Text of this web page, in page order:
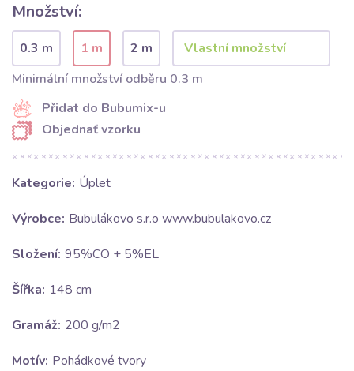
Množství:
0.3 m 1 m
2 m
Minimální množství odběru 0.3 m
Přidat do Bubumix-u
Objednať vzorku
Kategorie: Úplet
Výrobce: Bubulákovo s.r.o www.bubulakovo.cz
Složení: 95%CO + 5%EL
Šířka: 148 cm
Gramáž: 200 g/m2
Motív: Pohádkové tvory